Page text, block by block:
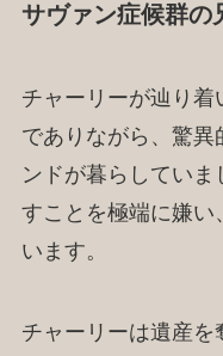
サヴァン症候群の
チャーリーが辿り
でありながら、驚
ンドが暮らしてい
すことを極端に嫌い
います。
チャーリーは遺産を